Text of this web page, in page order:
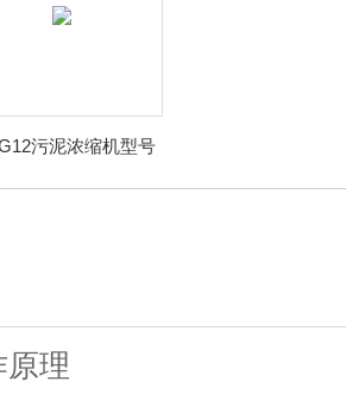
污泥浓缩机型号
理